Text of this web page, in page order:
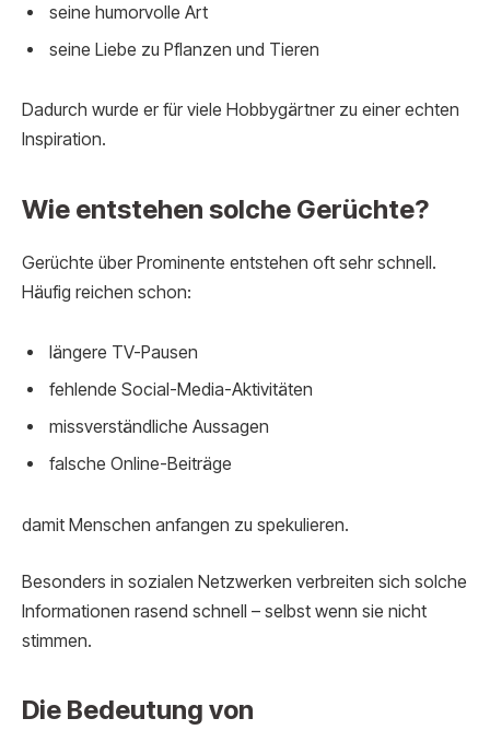
seine humorvolle Art
seine Liebe zu Pflanzen und Tieren
Dadurch wurde er für viele Hobbygärtner zu einer echten
Inspiration.
Wie entstehen solche Gerüchte?
Gerüchte über Prominente entstehen oft sehr schnell.
Häufig reichen schon:
längere TV-Pausen
fehlende Social-Media-Aktivitäten
missverständliche Aussagen
falsche Online-Beiträge
damit Menschen anfangen zu spekulieren.
Besonders in sozialen Netzwerken verbreiten sich solche
Informationen rasend schnell – selbst wenn sie nicht
stimmen.
Die Bedeutung von